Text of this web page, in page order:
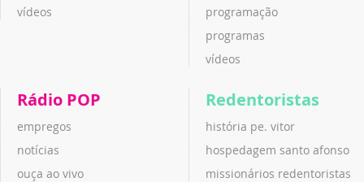
vídeos
programação
programas
vídeos
Rádio POP
empregos
notícias
ouça ao vivo
Redentoristas
história pe. vitor
hospedagem santo afonso
missionários redentoristas